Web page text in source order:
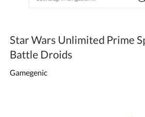
Star Wars Unlimited Prime
Battle Droids
Gamegenic